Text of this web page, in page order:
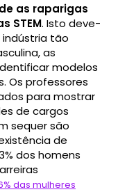
as raparigas
STEM. Isto deve-
indústria tão
as
modelos
Os professores
para mostrar
de cargos
sequer são
de
dos homens
das mulheres